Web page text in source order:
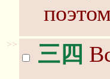
>> 三四